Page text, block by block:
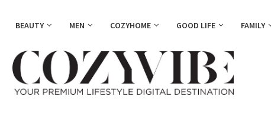
BEAUTY MEN COZYHOME GOOD LIFE FAMILY